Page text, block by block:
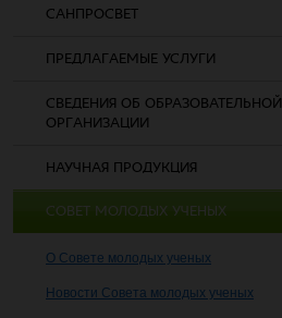
САНПРОСВЕТ
ПРЕДЛАГАЕМЫЕ УСЛУГИ
СВЕДЕНИЯ ОБ ОБРАЗОВАТЕЛЬНОЙ
ОРГАНИЗАЦИИ
НАУЧНАЯ ПРОДУКЦИЯ
СОВЕТ МОЛОДЫХ УЧЕНЫХ
О Совете молодых ученых
Новости Совета молодых ученых